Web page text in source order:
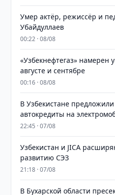
Умер актёр, режиссёр и
Убайдуллаев
00:22 · 08/08
«Узбекнефтегаз» намерен
августе и сентябре
00:16 · 08/08
В Узбекистане
автокредиты на
22:45 · 07/08
Узбекистан и JICA
развитию СЭЗ
21:18 · 07/08
В Бухарской области